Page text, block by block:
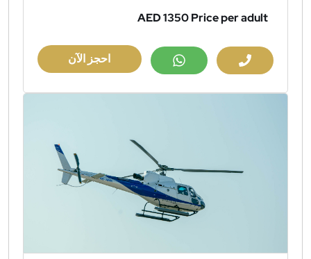
AED 1350Price per adult
احجز الآن